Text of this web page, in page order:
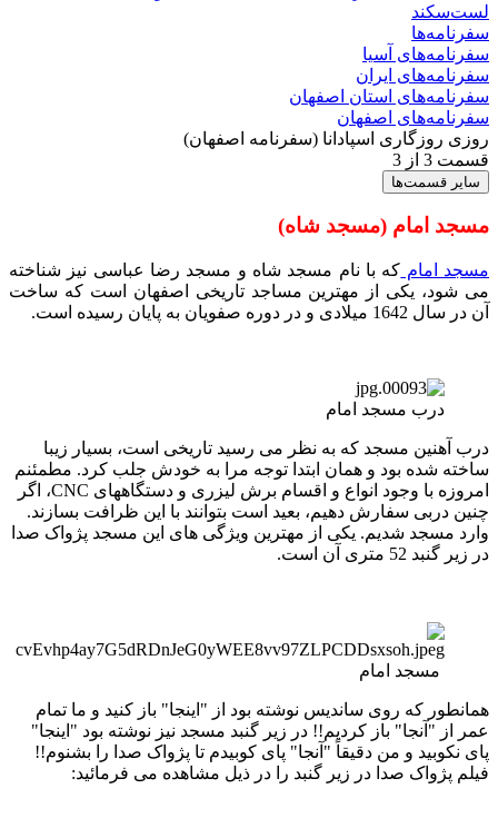
لست‌سکند
سفرنامه‌ها
سفرنامه‌های آسیا
سفرنامه‌های ایران
سفرنامه‌های استان اصفهان
سفرنامه‌های اصفهان
روزی روزگاری اسپادانا (سفرنامه اصفهان)
قسمت 3 از 3
سایر قسمت‌ها
مسجد امام (مسجد شاه)
مسجد امام که با نام مسجد شاه و مسجد رضا عباسی نیز شناخته
می شود، یکی از مهترین مساجد تاریخی اصفهان است که ساخت
آن در سال 1642 میلادی و در دوره صفویان به پایان رسیده است.
درب مسجد امام
درب آهنین مسجد که به نظر می رسید تاریخی است، بسیار زیبا
ساخته شده بود و همان ابتدا توجه مرا به خودش جلب کرد. مطمئنم
امروزه با وجود انواع و اقسام برش لیزری و دستگاههای CNC، اگر
چنین دربی سفارش دهیم، بعید است بتوانند با این ظرافت بسازند.
وارد مسجد شدیم. یکی از مهترین ویژگی های این مسجد پژواک صدا
در زیر گنبد 52 متری آن است.
مسجد امام
همانطور که روی ساندیس نوشته بود از "اینجا" باز کنید و ما تمام
عمر از "آنجا" باز کردیم!! در زیر گنبد مسجد نیز نوشته بود "اینجا"
پای نکوبید و من دقیقاً "آنجا" پای کوبیدم تا پژواک صدا را بشنوم!!
فیلم پژواک صدا در زیر گنبد را در ذیل مشاهده می فرمائید: